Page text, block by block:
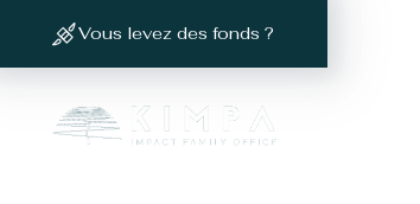
Vous levez des fonds ?